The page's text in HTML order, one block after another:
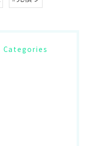
Categories